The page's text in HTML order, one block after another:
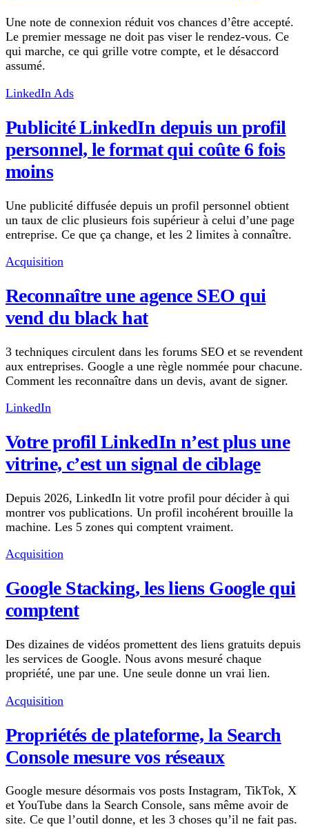
Une note de connexion réduit vos chances d’être accepté.
Le premier message ne doit pas viser le rendez-vous. Ce
qui marche, ce qui grille votre compte, et le désaccord
assumé.
LinkedIn Ads
Publicité LinkedIn depuis un profil
personnel, le format qui coûte 6 fois
moins
Une publicité diffusée depuis un profil personnel obtient
un taux de clic plusieurs fois supérieur à celui d’une page
entreprise. Ce que ça change, et les 2 limites à connaître.
Acquisition
Reconnaître une agence SEO qui
vend du black hat
3 techniques circulent dans les forums SEO et se revendent
aux entreprises. Google a une règle nommée pour chacune.
Comment les reconnaître dans un devis, avant de signer.
LinkedIn
Votre profil LinkedIn n’est plus une
vitrine, c’est un signal de ciblage
Depuis 2026, LinkedIn lit votre profil pour décider à qui
montrer vos publications. Un profil incohérent brouille la
machine. Les 5 zones qui comptent vraiment.
Acquisition
Google Stacking, les liens Google qui
comptent
Des dizaines de vidéos promettent des liens gratuits depuis
les services de Google. Nous avons mesuré chaque
propriété, une par une. Une seule donne un vrai lien.
Acquisition
Propriétés de plateforme, la Search
Console mesure vos réseaux
Google mesure désormais vos posts Instagram, TikTok, X
et YouTube dans la Search Console, sans même avoir de
site. Ce que l’outil donne, et les 3 choses qu’il ne fait pas.